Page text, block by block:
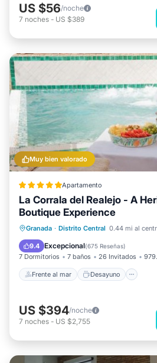
US $56/noche
7 noches - US $389
Muy bien valorado
Apartamento
La Corrala del Realejo - A
Boutique Experience
Granada · Distrito Central 0.44 mi al
9.4 Excepcional(675 Reseñas)
7 Dormitorios 7 baños 26 Invitados
Frente al mar Desayuno
Frente al mar
Desayuno
Aparcamiento
US $394/noche
7 noches - US $2,755